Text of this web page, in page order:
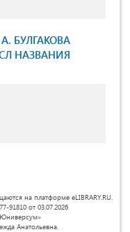
БУЛГАКОВА
НАЗВАНИЯ
на платформе eLIBRARY.RU.
от 03.07.2026
Анатольевна.